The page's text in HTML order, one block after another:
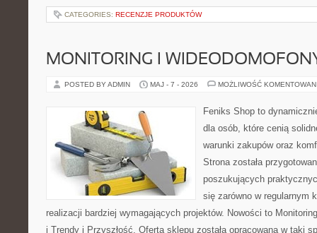
CATEGORIES: RECENZJE PRODUKTÓW
MONITORING I
POSTED BY ADMIN MAJ - 7 - 2026 MOŻLIWOŚĆ
Feniks Shop to
dla osób, które cenią
warunki zakupów oraz
Strona została
poszukujących
się zarówno w regularnym
realizacji bardziej wymagających projektów. Nowości to
i Trendy i Przyszłość. Oferta sklepu została opracowana w taki